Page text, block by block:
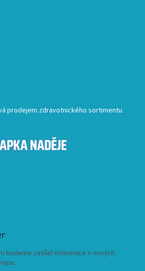
prodejem zdravotnického sortimentu.
budeme zasílat informace o nových